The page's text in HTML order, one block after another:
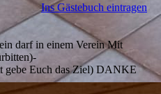
Ins Gästebuch eintragen
darf in einem Verein Mit
gebe Euch das Ziel) DANKE